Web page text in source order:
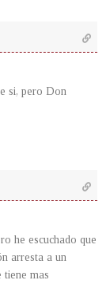
si, pero Don
he escuchado que
arresta a un
mas